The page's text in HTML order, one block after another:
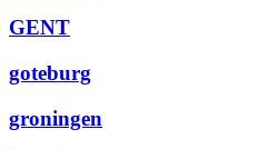
GENT
goteburg
groningen